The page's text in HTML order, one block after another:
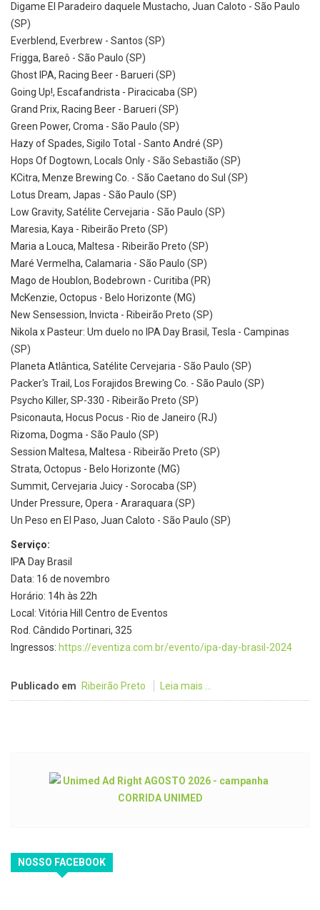
Digame El Paradeiro daquele Mustacho, Juan Caloto - São Paulo
(SP)
Everblend, Everbrew - Santos (SP)
Frigga, Bareô - São Paulo (SP)
Ghost IPA, Racing Beer - Barueri (SP)
Going Up!, Escafandrista - Piracicaba (SP)
Grand Prix, Racing Beer - Barueri (SP)
Green Power, Croma - São Paulo (SP)
Hazy of Spades, Sigilo Total - Santo André (SP)
Hops Of Dogtown, Locals Only - São Sebastião (SP)
KCitra, Menze Brewing Co. - São Caetano do Sul (SP)
Lotus Dream, Japas - São Paulo (SP)
Low Gravity, Satélite Cervejaria - São Paulo (SP)
Maresia, Kaya - Ribeirão Preto (SP)
Maria a Louca, Maltesa - Ribeirão Preto (SP)
Maré Vermelha, Calamaria - São Paulo (SP)
Mago de Houblon, Bodebrown - Curitiba (PR)
McKenzie, Octopus - Belo Horizonte (MG)
New Sensession, Invicta - Ribeirão Preto (SP)
Nikola x Pasteur: Um duelo no IPA Day Brasil, Tesla - Campinas
(SP)
Planeta Atlântica, Satélite Cervejaria - São Paulo (SP)
Packer's Trail, Los Forajidos Brewing Co. - São Paulo (SP)
Psycho Killer, SP-330 - Ribeirão Preto (SP)
Psiconauta, Hocus Pocus - Rio de Janeiro (RJ)
Rizoma, Dogma - São Paulo (SP)
Session Maltesa, Maltesa - Ribeirão Preto (SP)
Strata, Octopus - Belo Horizonte (MG)
Summit, Cervejaria Juicy - Sorocaba (SP)
Under Pressure, Opera - Araraquara (SP)
Un Peso en El Paso, Juan Caloto - São Paulo (SP)
Serviço:
IPA Day Brasil
Data: 16 de novembro
Horário: 14h às 22h
Local: Vitória Hill Centro de Eventos
Rod. Cândido Portinari, 325
Ingressos: https://eventiza.com.br/evento/ipa-day-brasil-2024
Publicado em Ribeirão Preto Leia mais ...
NOSSO FACEBOOK